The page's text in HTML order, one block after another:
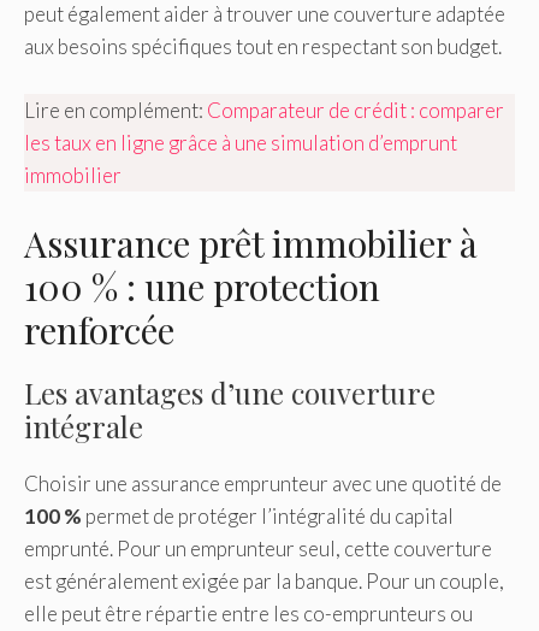
peut également aider à trouver une couverture adaptée
aux besoins spécifiques tout en respectant son budget.
Lire en complément: Comparateur de crédit : comparer
les taux en ligne grâce à une simulation d’emprunt
immobilier
Assurance prêt immobilier à
100 % : une protection
renforcée
Les avantages d’une couverture
intégrale
Choisir une assurance emprunteur avec une quotité de
100 % permet de protéger l’intégralité du capital
emprunté. Pour un emprunteur seul, cette couverture
est généralement exigée par la banque. Pour un couple,
elle peut être répartie entre les co-emprunteurs ou